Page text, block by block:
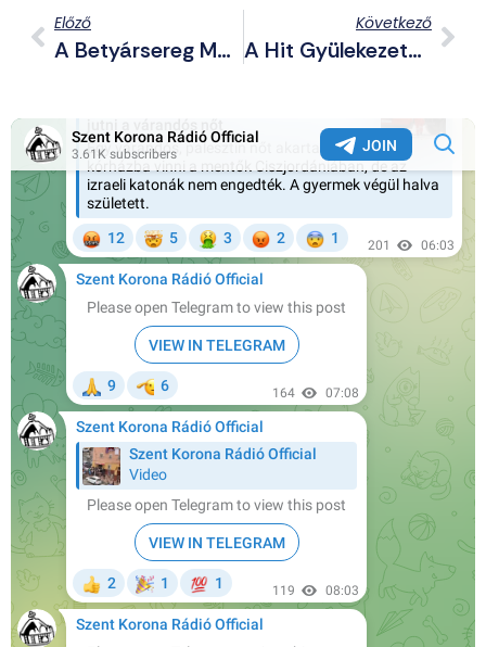
Előző
A Betyársereg Megtalálta A Lánchídi Zászlógyalázókat (videó)
Következő
A Hit Gyülekezete Nyomására A Boltok Levették Polcaikról A Leleplező Kötetet!